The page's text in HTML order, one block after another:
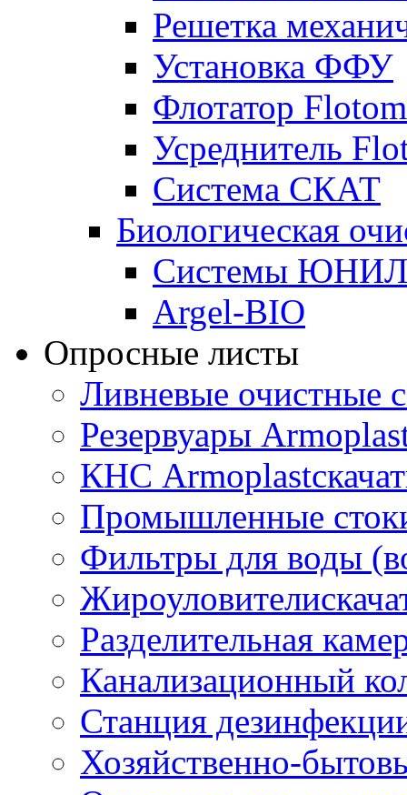
Решетка
Установка ФФУ
Флотатор
Усреднитель
Система СКАТ
Биологическая
Системы
Argel-BIO
Опросные листы
Ливневые очистные
Резервуары
КНС Armoplast
Промышленные
Фильтры для воды
Жироуловители
Разделительная
Канализационный
Станция
Хозяйственно-